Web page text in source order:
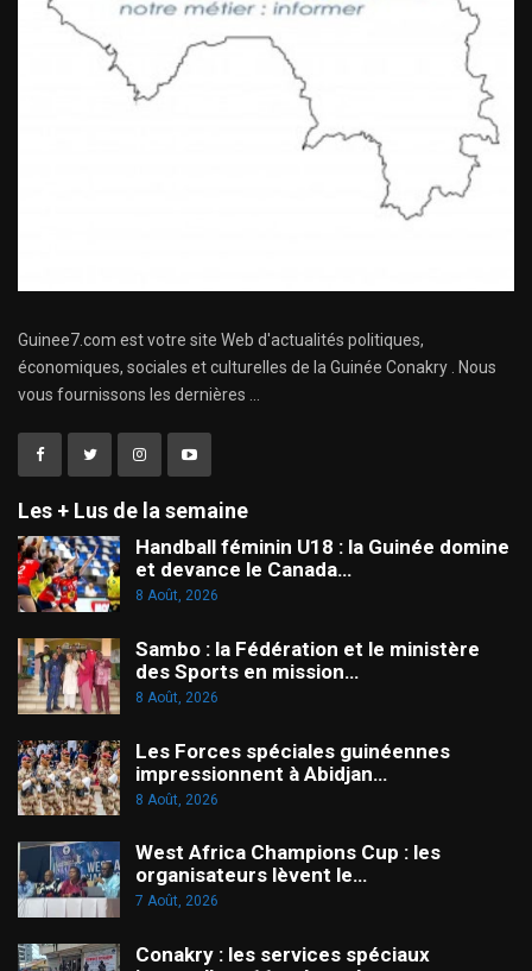
Guinee7.com est votre site Web d'actualités politiques,
économiques, sociales et culturelles de la Guinée Conakry . Nous
vous fournissons les dernières ...
Les + Lus de la semaine
Handball féminin U18 : la Guinée domine
et devance le Canada…
8 Août, 2026
Sambo : la Fédération et le ministère
des Sports en mission…
8 Août, 2026
Les Forces spéciales guinéennes
impressionnent à Abidjan…
8 Août, 2026
West Africa Champions Cup : les
organisateurs lèvent le…
7 Août, 2026
Conakry : les services spéciaux